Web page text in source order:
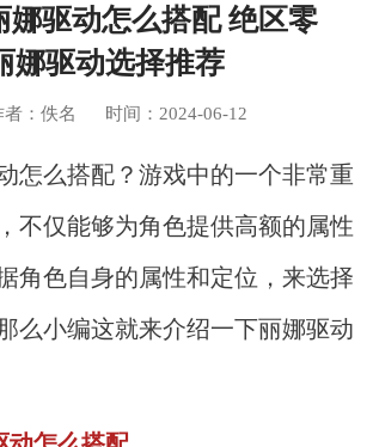
娜驱动怎么搭配 绝区零
娜驱动选择推荐
者：佚名 时间：2024-06-12
怎么搭配？游戏中的一个非常重
不仅能够为角色提供高额的属性
角色自身的属性和定位，来选择
么小编这就来介绍一下丽娜驱动